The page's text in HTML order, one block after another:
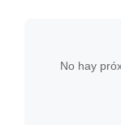
No hay